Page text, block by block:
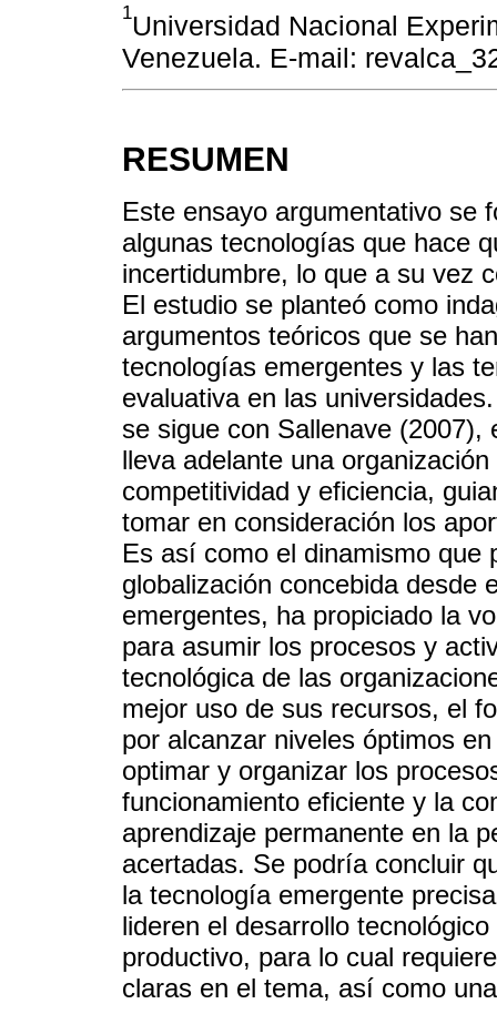
1Universidad Nacional
Venezuela. E-mail:
RESUMEN
Este ensayo argumentativo se
algunas tecnologías que hace
incertidumbre, lo que a su vez
El estudio se planteó como
argumentos teóricos que se
tecnologías emergentes y las
evaluativa en las
se sigue con Sallenave (2007),
lleva adelante una
competitividad y eficiencia,
tomar en consideración los
Es así como el dinamismo que
globalización concebida desde
emergentes, ha propiciado la
para asumir los procesos y
tecnológica de las
mejor uso de sus recursos, el
por alcanzar niveles óptimos
optimar y organizar los
funcionamiento eficiente y la
aprendizaje permanente en la
acertadas. Se podría concluir
la tecnología emergente
lideren el desarrollo
productivo, para lo cual
claras en el tema, así como